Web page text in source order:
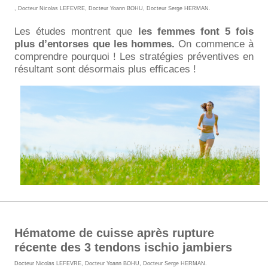
, Docteur Nicolas LEFEVRE, Docteur Yoann BOHU, Docteur Serge HERMAN .
Les études montrent que les femmes font 5 fois
plus d’entorses que les hommes. On commence à
comprendre pourquoi ! Les stratégies préventives en
résultant sont désormais plus efficaces !
Hématome de cuisse après rupture
récente des 3 tendons ischio jambiers
Docteur Nicolas LEFEVRE, Docteur Yoann BOHU, Docteur Serge HERMAN .